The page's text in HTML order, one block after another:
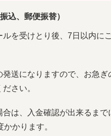
込、郵便振替）
ルを受けとり後、7日以内に
発送になりますので、お急ぎ
さい。
は、入金確認が出来るまで
かります。